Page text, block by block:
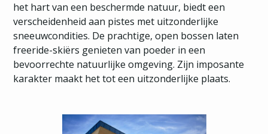
het hart van een beschermde natuur, biedt een
verscheidenheid aan pistes met uitzonderlijke
sneeuwcondities. De prachtige, open bossen laten
freeride-skiërs genieten van poeder in een
bevoorrechte natuurlijke omgeving. Zijn imposante
karakter maakt het tot een uitzonderlijke plaats.